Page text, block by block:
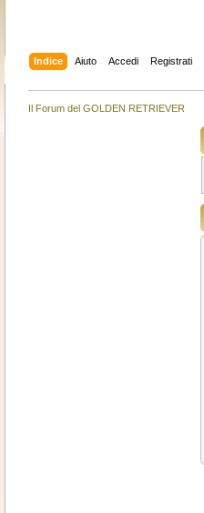
Indice Aiuto Accedi Registrati
Il Forum del GOLDEN RETRIEVER